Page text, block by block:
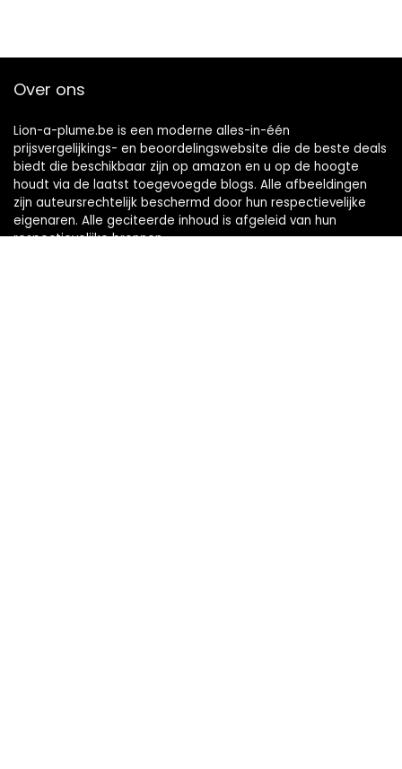
Over ons
Lion-a-plume.be is een moderne alles-in-één
prijsvergelijkings- en beoordelingswebsite die de beste deals
biedt die beschikbaar zijn op amazon en u op de hoogte
houdt via de laatst toegevoegde blogs. Alle afbeeldingen
zijn auteursrechtelijk beschermd door hun respectievelijke
eigenaren. Alle geciteerde inhoud is afgeleid van hun
respectievelijke bronnen.